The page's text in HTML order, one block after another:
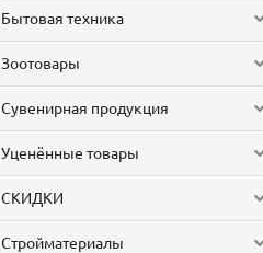
Бытовая техника
Зоотовары
Сувенирная продукция
Уценённые товары
СКИДКИ
Стройматериалы